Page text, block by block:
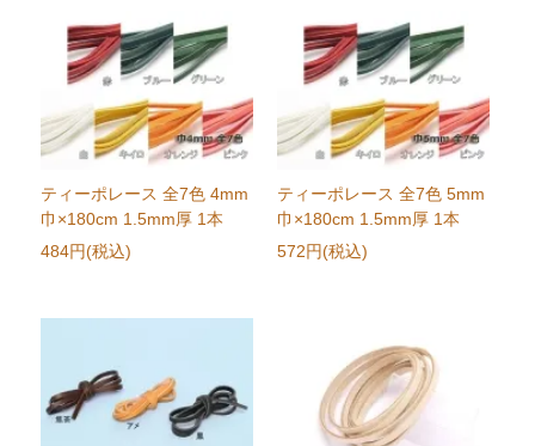
ティーポレース 全7色 4mm
巾×180cm 1.5mm厚 1本
484円(税込)
ティーポレース 全7色 5mm
巾×180cm 1.5mm厚 1本
572円(税込)